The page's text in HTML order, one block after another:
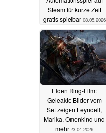
Steam für kurze Zeit
gratis spielbar 08.05.2026
Elden Ring-Film:
Geleakte Bilder vom
Set zeigen Leyndell,
Marika, Omenkind und
mehr 23.04.2026